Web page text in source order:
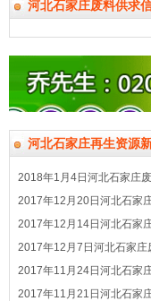
河北石家庄废料供求
河北石家庄再生资源
2018年1月4日河北石家庄
2017年12月20日河北石家
2017年12月14日河北石家
2017年12月7日河北石家庄
2017年11月24日河北石家
2017年11月21日河北石家